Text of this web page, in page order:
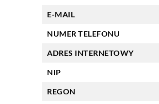
E-MAIL
NUMER TELEFONU
ADRES INTERNETOWY
NIP
REGON